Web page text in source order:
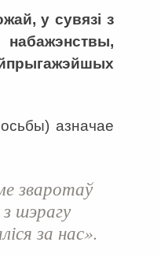
у сувязі з
азначае
зваротаў
шэрагу
за нас».